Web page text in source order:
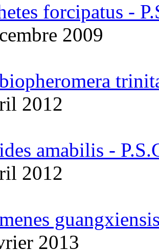
forcipatus -
2009
2012
amabilis -
2012
2013